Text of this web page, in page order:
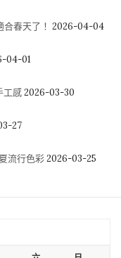
春天了！ 2026-04-04
04-01
工感 2026-03-30
27
流行色彩 2026-03-25